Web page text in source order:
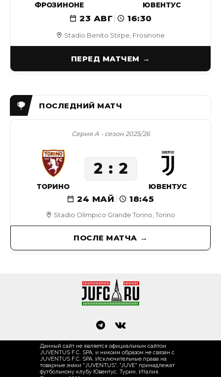
Stadio Benito Stirpe, Frosinone
ФРОЗИНОНЕ ЮВЕНТУС
23 АВГ 16:30
ПЕРЕД МАТЧЕМ
Stadio Olimpico Grande Torino, Torino
Серия А - сезон 2025/26
24 МАЙ 18:45
ТОРИНО
2 2
ЮВЕНТУС
ПОСЛЕ МАТЧА
Данный сайт не является официальным сайтом
JUVENTUS F.C. SPA, и никоим образом не связан с
JUVENTUS F.C. SPA. Исключительные права на
товарные знаки "JUVENTUS", "JUVE" принадлежат
футбольному клубу Ювентус, Турин, Италия.